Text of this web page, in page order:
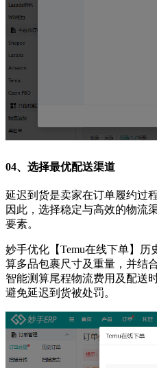
04、 选择最优配送渠道
延迟到货是卖家在订单履约过
因此，选择稳定与高效的物流
要素。
妙手优化【Temu在线下单】
算多品包裹尺寸及重量，并结
智能测算尾程物流费用及配送
避免延迟到货被处罚。